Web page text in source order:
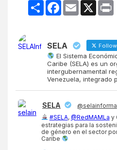
CompartirFacebook
Email X
SELA Follow
El Sistema
Caribe (SELA) es un
intergubernamental
Venezuela, integrado
SELA @selainforma
#SELA, @RedMAMLa y
estrategias para la
de género en el sector
Caribe